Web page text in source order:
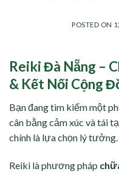
POSTED ON
Reiki Đà Nẵng –
& Kết Nối Cộng
Bạn đang tìm kiếm một
cân bằng cảm xúc và tái
chính là lựa chọn lý tưởng.
Reiki là phương pháp